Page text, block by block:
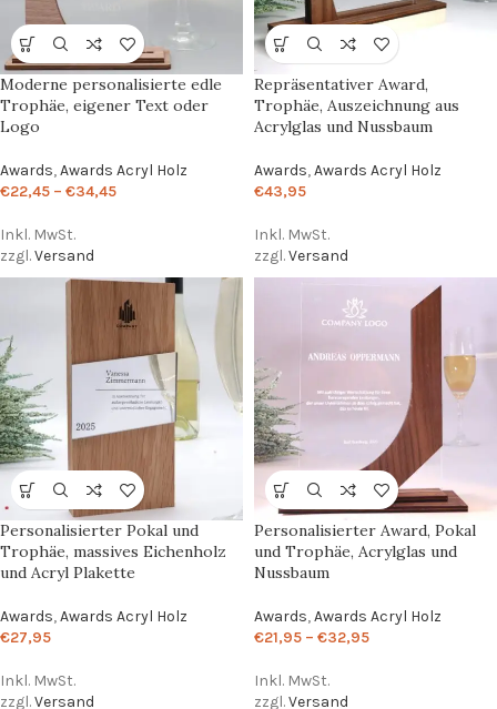
Moderne personalisierte edle
Trophäe, eigener Text oder
Logo
Awards,Awards Acryl Holz
€22,45 – €34,45
Inkl. MwSt.
zzgl.Versand
Repräsentativer Award,
Trophäe, Auszeichnung aus
Acrylglas und Nussbaum
Awards,Awards Acryl Holz
€43,95
Inkl. MwSt.
zzgl.Versand
Personalisierter Pokal und
Trophäe, massives Eichenholz
und Acryl Plakette
Awards,Awards Acryl Holz
€27,95
Inkl. MwSt.
zzgl.Versand
Personalisierter Award, Pokal
und Trophäe, Acrylglas und
Nussbaum
Awards,Awards Acryl Holz
€21,95 – €32,95
Inkl. MwSt.
zzgl.Versand